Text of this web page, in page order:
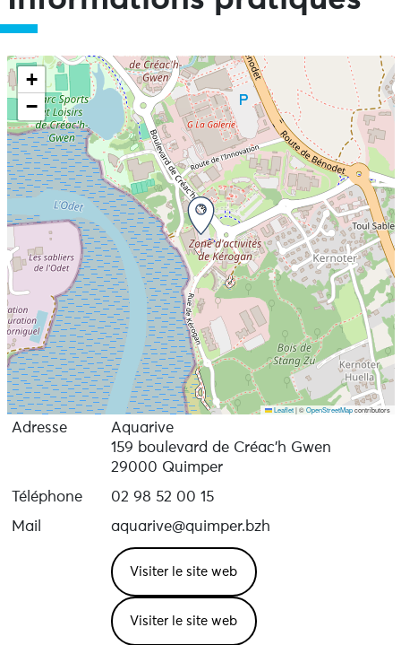
+
−
Leaflet |©OpenStreetMapcontributors
Adresse
Aquarive
159 boulevard de Créac'h Gwen
29000 Quimper
Téléphone
02 98 52 00 15
Mail
aquarive@quimper.bzh
Visiter le site web
Visiter le site web